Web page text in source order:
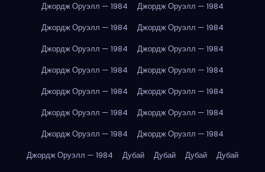
Джордж Оруэлл — 1984
Джордж Оруэлл — 1984
Джордж Оруэлл — 1984
Джордж Оруэлл — 1984
Джордж Оруэлл — 1984
Джордж Оруэлл — 1984
Джордж Оруэлл — 1984
Джордж Оруэлл — 1984
Джордж Оруэлл — 1984
Джордж Оруэлл — 1984
Джордж Оруэлл — 1984
Джордж Оруэлл — 1984
Джордж Оруэлл — 1984
Джордж Оруэлл — 1984
Джордж Оруэлл — 1984
Дубай Дубай Дубай
Дубай